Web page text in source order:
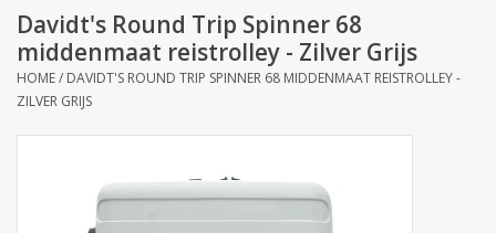
Tas
Rugtas
Koffer
Accessoires
Davidt's Round Trip Spinner 68
middenmaat reistrolley - Zilver Grijs
HOME/ DAVIDT'S ROUND TRIP SPINNER 68 MIDDENMAAT REISTROLLEY -
ZILVER GRIJS